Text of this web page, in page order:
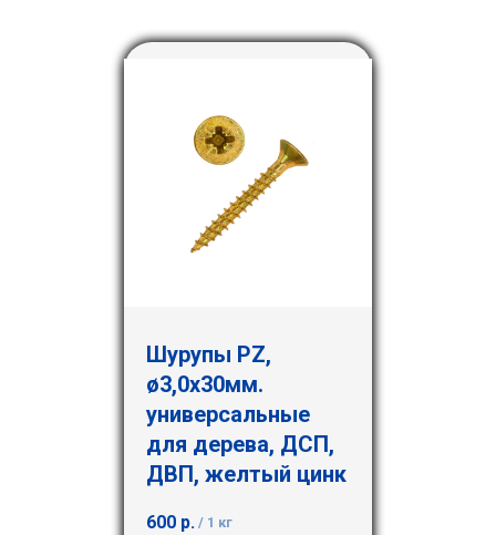
Шурупы PZ,
ø3,0х30мм.
универсальные
для дерева, ДСП,
ДВП, желтый цинк
600 р. / 1 кг